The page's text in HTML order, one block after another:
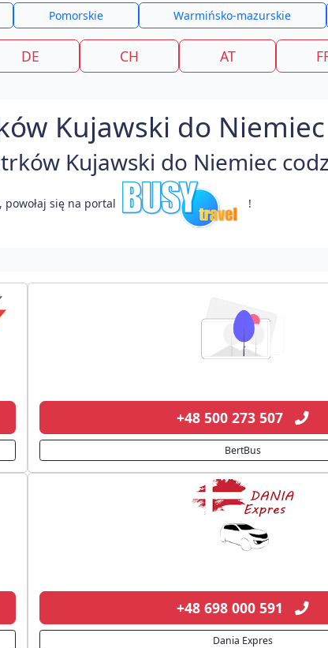
Pomorskie Warmińsko-mazurskie
DE CH AT
Kujawski do Niemiec
Kujawski do Niemiec
się na portal !
+48 500 273 507
BertBus
+48 698 000 591
Dania Expres